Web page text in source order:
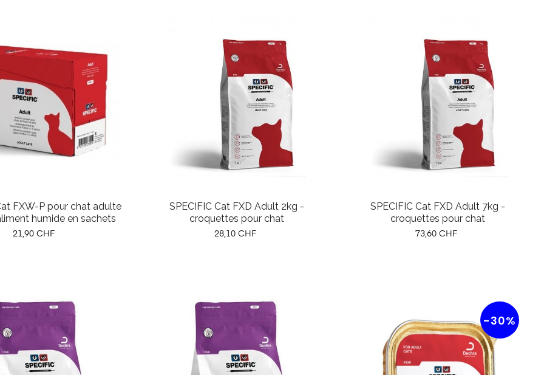
FXW-P pour chat adulte
humide en sachets
Prix
21,90 CHF
SPECIFIC Cat FXD Adult 2kg -
croquettes pour chat
Prix
28,10 CHF
SPECIFIC Cat FXD Adult 7kg -
croquettes pour chat
Prix
73,60 CHF
-30%